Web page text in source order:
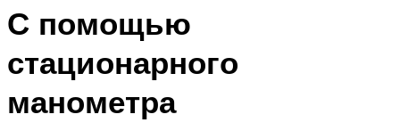
С помощью
стационарного
манометра